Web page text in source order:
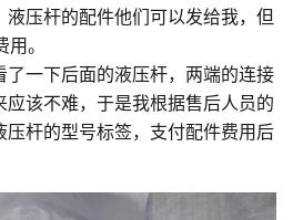
压杆的配件他们可以发给我，但
。
一下后面的液压杆，两端的连接
该不难，于是我根据售后人员的
杆的型号标签，支付配件费用后